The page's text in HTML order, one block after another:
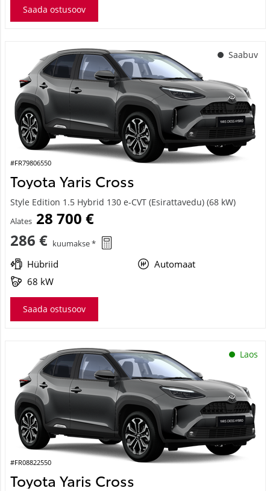
Saada ostusoov
Saabuv
#FR79806550
Toyota Yaris Cross
Style Edition 1.5 Hybrid 130 e-CVT (Esirattavedu) (68 kW)
Alates 28 700 €
286 € kuumakse *
Hübriid
Automaat
68 kW
Saada ostusoov
Laos
#FR08822550
Toyota Yaris Cross